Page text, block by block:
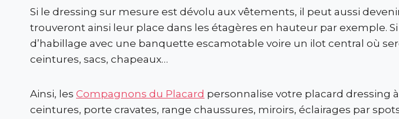
Si le dressing sur mesure est dévolu aux vêtements, il peut aussi
trouveront ainsi leur place dans les étagères en hauteur par exemple.
d’habillage avec une banquette escamotable voire un ilot central où
ceintures, sacs, chapeaux…
Ainsi, les Compagnons du Placard personnalise votre placard dressing
ceintures, porte cravates, range chaussures, miroirs, éclairages par